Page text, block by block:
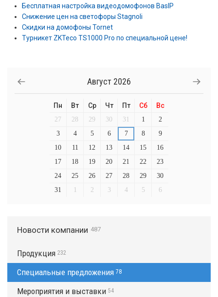
Бесплатная настройка видеодомофонов BasIP
Снижение цен на светофоры Stagnoli
Скидки на домофоны Tornet
Турникет ZKTeco TS1000 Pro по специальной цене!
Август 2026
Пн Вт Ср Чт Пт Сб Вс
27 28 29 30 31 1
2
3
4 5 6 7 8
9
10
11 12 13 14 15
16
17
18 19 20 21 22
23
24
25 26 27 28 29
30
31
1 2 3 4 5 6
Новости компании 487
Продукция 232
Специальные предложения 78
Мероприятия и выставки 54